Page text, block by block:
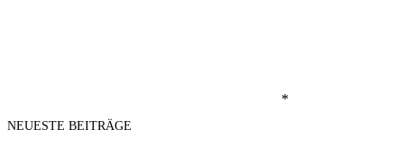
*
NEUESTE BEITRÄGE